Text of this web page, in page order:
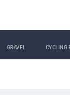
GRAVEL CYCLING